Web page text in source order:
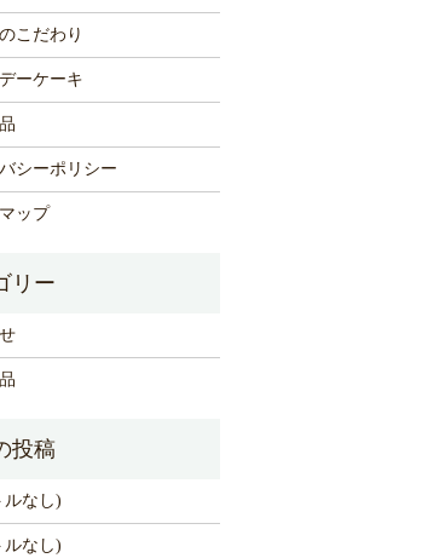
こだわり
ーケーキ
シーポリシー
ップ
ルなし)
ルなし)